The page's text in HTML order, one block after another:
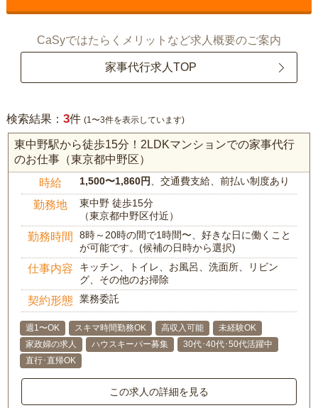
CaSyではたらくメリットなど求人概要のご案内
家事代行求人TOP
検索結果： 3件 (1〜3件を表示しています)
東中野駅から徒歩15分！2LDKマンションでの家事代行
のお仕事（東京都中野区）
時給 1,500〜1,860円 、交通費支給、前払い制度あり
勤務地
東中野 徒歩15分
（東京都中野区付近）
勤務時間
8時～20時の間で1時間〜、好きな日に働くこと
が可能です。(候補の日時から選択)
仕事内容
キッチン、トイレ、お風呂、洗面所、リビン
グ、その他のお掃除
契約形態 業務委託
週1〜OK スキマ時間勤務OK 高収入可能
未経験OK
家政婦の求人
ハウスキーパー募集
30代･40代･50代活躍中
直行･直帰OK
この求人の詳細を見る